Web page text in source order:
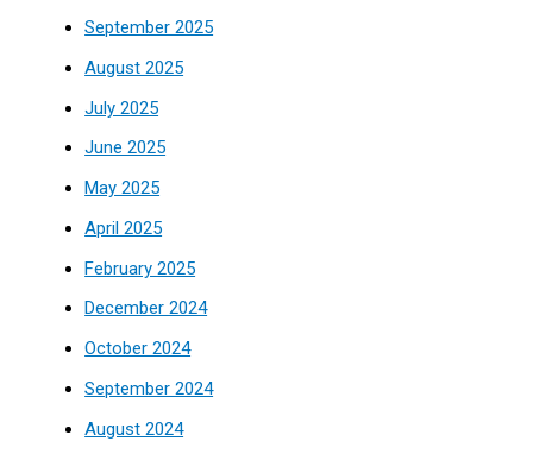
September 2025
August 2025
July 2025
June 2025
May 2025
April 2025
February 2025
December 2024
October 2024
September 2024
August 2024